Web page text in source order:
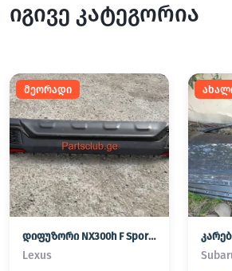
იგივე კატეგორია
მეორადი
დიფუზორი NX300h F Sport hybrid
Lexus